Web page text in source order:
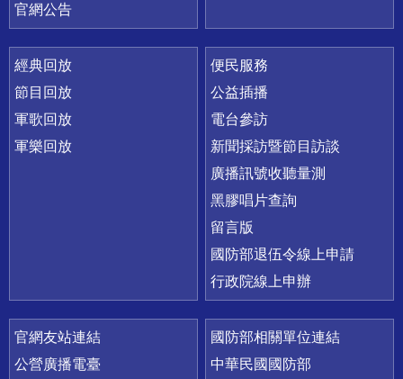
官網公告
經典回放
節目回放
軍歌回放
軍樂回放
便民服務
公益插播
電台參訪
新聞採訪暨節目訪談
廣播訊號收聽量測
黑膠唱片查詢
留言版
國防部退伍令線上申請
行政院線上申辦
官網友站連結
公營廣播電臺
國防部相關單位連結
中華民國國防部